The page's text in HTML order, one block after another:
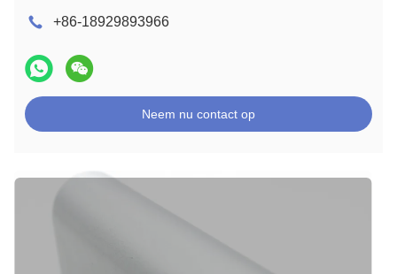
+86-18929893966
Neem nu contact op